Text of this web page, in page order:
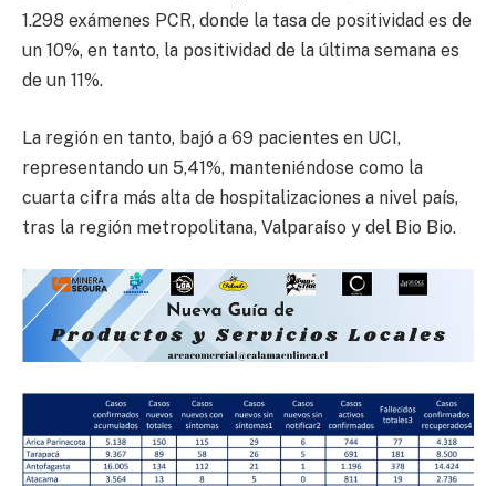
1.298 exámenes PCR, donde la tasa de positividad es de
un 10%, en tanto, la positividad de la última semana es
de un 11%.
La región en tanto, bajó a 69 pacientes en UCI,
representando un 5,41%, manteniéndose como la
cuarta cifra más alta de hospitalizaciones a nivel país,
tras la región metropolitana, Valparaíso y del Bio Bio.